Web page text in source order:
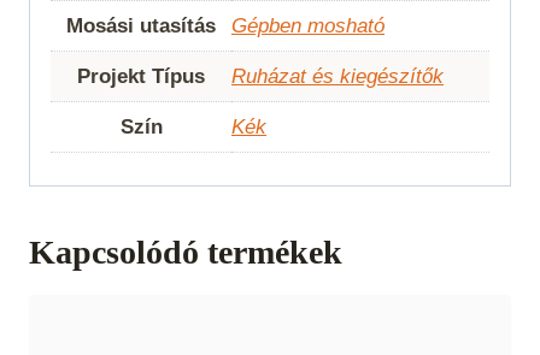
Mosási utasítás Gépben mosható
Projekt Típus Ruházat és kiegészítők
Szín Kék
Kapcsolódó termékek